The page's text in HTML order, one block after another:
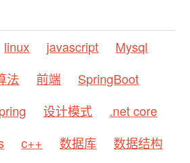
linux javascript
Mysql
法 前端
SpringBoot
设计模式
.net core
c++ 数据库 数据结构